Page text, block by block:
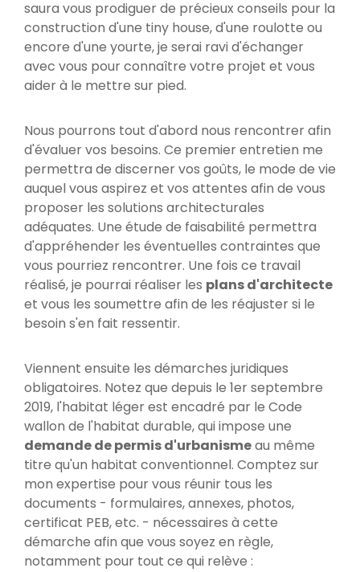
saura vous prodiguer de précieux conseils pour la
construction d'une tiny house, d'une roulotte ou
encore d'une yourte, je serai ravi d'échanger
avec vous pour connaître votre projet et vous
aider à le mettre sur pied.
Nous pourrons tout d'abord nous rencontrer afin
d'évaluer vos besoins. Ce premier entretien me
permettra de discerner vos goûts, le mode de vie
auquel vous aspirez et vos attentes afin de vous
proposer les solutions architecturales
adéquates. Une étude de faisabilité permettra
d'appréhender les éventuelles contraintes que
vous pourriez rencontrer. Une fois ce travail
réalisé, je pourrai réaliser les plans d'architecte
et vous les soumettre afin de les réajuster si le
besoin s'en fait ressentir.
Viennent ensuite les démarches juridiques
obligatoires. Notez que depuis le 1er septembre
2019, l'habitat léger est encadré par le Code
wallon de l'habitat durable, qui impose une
demande de permis d'urbanismeau même
titre qu'un habitat conventionnel. Comptez sur
mon expertise pour vous réunir tous les
documents - formulaires, annexes, photos,
certificat PEB, etc. - nécessaires à cette
démarche afin que vous soyez en règle,
notamment pour tout ce qui relève :